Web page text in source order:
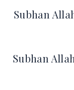
Subhan
Subhan